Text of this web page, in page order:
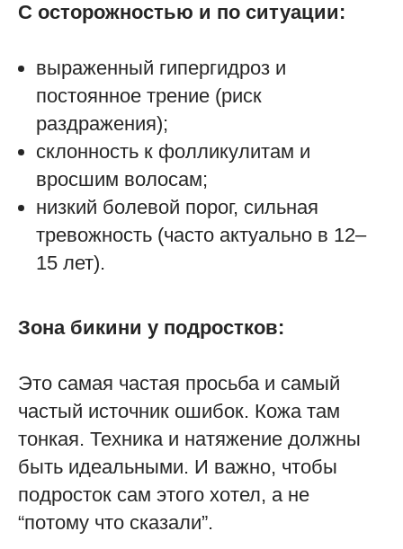
С осторожностью и по ситуации:
выраженный гипергидроз и
постоянное трение (риск
раздражения);
склонность к фолликулитам и
вросшим волосам;
низкий болевой порог, сильная
тревожность (часто актуально в 12–
15 лет).
Зона бикини у подростков:
Это самая частая просьба и самый
частый источник ошибок. Кожа там
тонкая. Техника и натяжение должны
быть идеальными. И важно, чтобы
подросток сам этого хотел, а не
“потому что сказали”.